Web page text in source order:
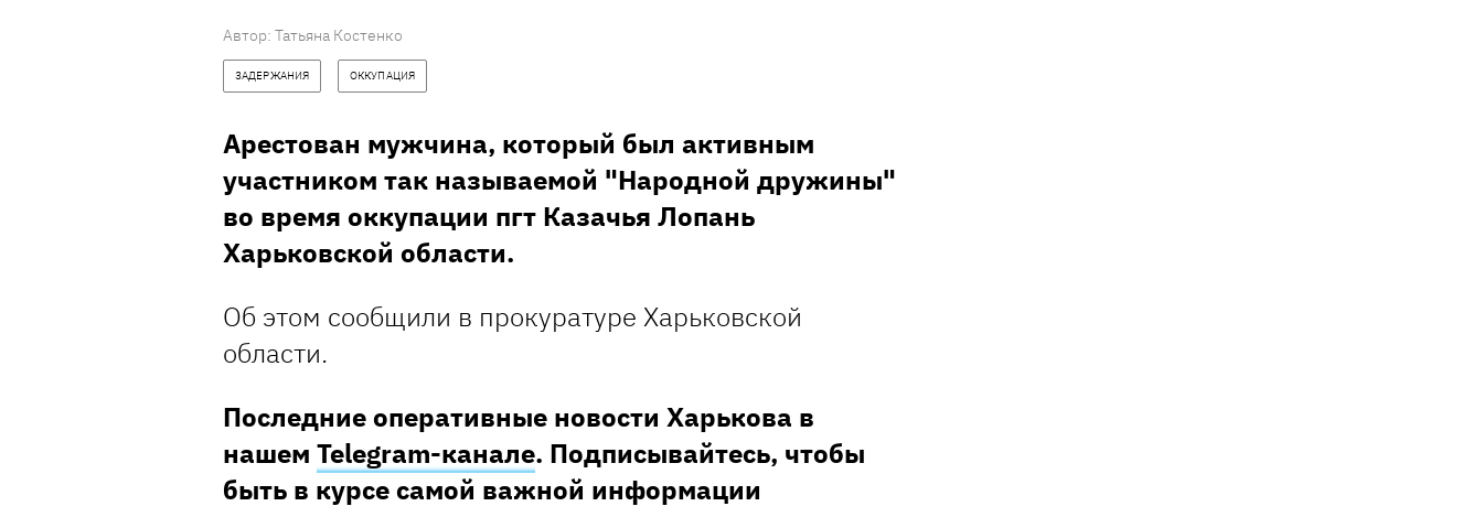
Автор: Татьяна Костенко
ЗАДЕРЖАНИЯ ОККУПАЦИЯ
Арестован мужчина, который был активным
участником так называемой "Народной дружины"
во время оккупации пгт Казачья Лопань
Харьковской области.
Об этом сообщили в прокуратуре Харьковской
области.
Последние оперативные новости Харькова в
нашем Telegram-канале. Подписывайтесь, чтобы
быть в курсе самой важной информации